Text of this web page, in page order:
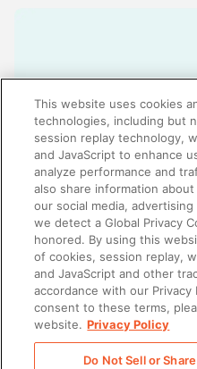
SALES
Transformez les
par Microsoft en
supplémentaire grâce
This website uses cookies
technologies, including but
session replay technology,
and JavaScript to enhance
analyze performance and
also share information
our social media,
we detect a Global Privacy
honored. By using this
of cookies, session replay,
and JavaScript and other
accordance with our Privacy
consent to these terms,
website. Privacy Policy
Do Not Sell or